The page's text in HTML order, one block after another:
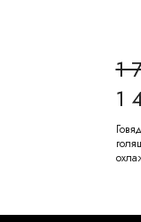
1
1